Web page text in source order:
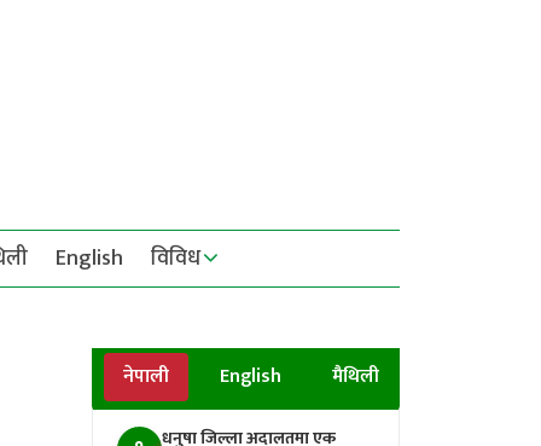
English विविध
नेपाली English मैथिली
धनुषा जिल्ला अदालतमा एक